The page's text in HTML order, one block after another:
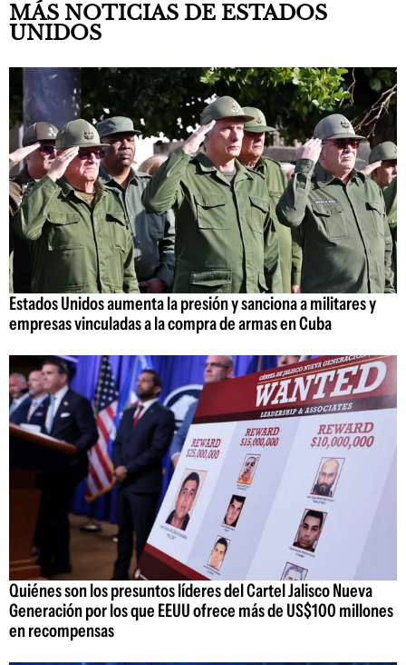
MÁS NOTICIAS DE ESTADOS
UNIDOS
Estados Unidos aumenta la presión y sanciona a militares y
empresas vinculadas a la compra de armas en Cuba
Quiénes son los presuntos líderes del Cartel Jalisco Nueva
Generación por los que EEUU ofrece más de US$100 millones
en recompensas